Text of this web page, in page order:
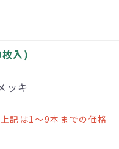
入)
ッキ
記は1～9本までの価格